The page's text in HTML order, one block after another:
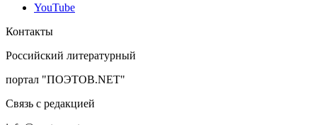
YouTube
Контакты
Российский литературный
портал "ПОЭТОВ.NET"
Связь с редакцией